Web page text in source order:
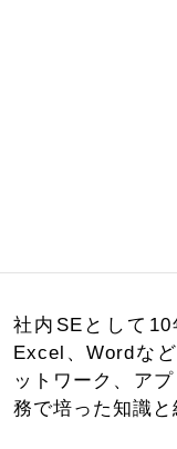
社内SEとして
Excel、Wordな
ットワーク、ア
務で培った知識